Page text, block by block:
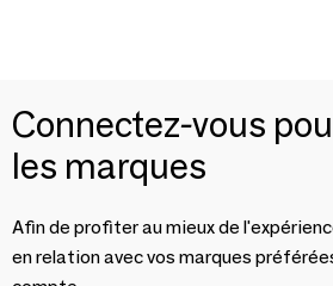
Connectez-vous
les marques
Afin de profiter au mieux de
en relation avec vos marques